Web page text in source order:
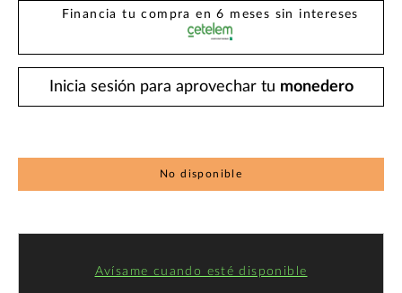
Financia tu compra en 6 meses sin intereses
Inicia sesión para aprovechar tu monedero
No disponible
Avísame cuando esté disponible